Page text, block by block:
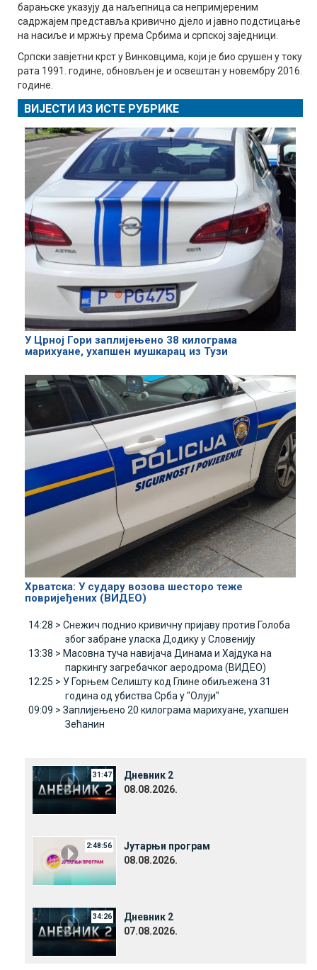
барањске указују да наљепница са непримјереним
садржајем представља кривично дјело и јавно подстицање
на насиље и мржњу према Србима и српској заједници.
Српски завјетни крст у Винковцима, који је био срушен у току
рата 1991. године, обновљен је и освештан у новембру 2016.
године.
ВИЈЕСТИ ИЗ ИСТЕ РУБРИКЕ
У Црној Гори заплијењено 38 килограма
марихуане, ухапшен мушкарац из Тузи
Хрватска: У судару возова шесторо теже
повријеђених (ВИДЕО)
14:28 > Снежич поднио кривичну пријаву против Голоба
због забране уласка Додику у Словенију
13:38 > Масовна туча навијача Динама и Хајдука на
паркингу загребачког аеродрома (ВИДЕО)
12:25 > У Горњем Селишту код Глине обиљежена 31
година од убиства Срба у "Олуји"
09:09 > Заплијењено 20 килограма марихуане, ухапшен
Зећанин
31:47
Дневник 2
08.08.2026.
2:48:56
Јутарњи програм
08.08.2026.
34:26
Дневник 2
07.08.2026.